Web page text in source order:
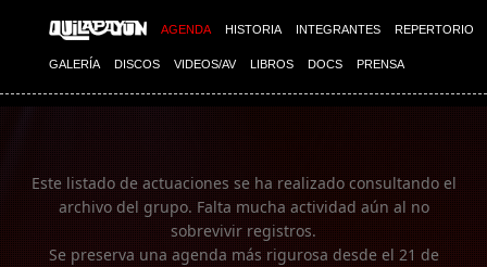
AGENDA HISTORIA INTEGRANTES REPERTORIO
GALERÍA DISCOS VIDEOS/AV LIBROS DOCS PRENSA
Imagen 01
Este listado de actuaciones se ha realizado consultando el
archivo del grupo. Falta mucha actividad aún al no
sobrevivir registros.
Se preserva una agenda más rigurosa desde el 21 de